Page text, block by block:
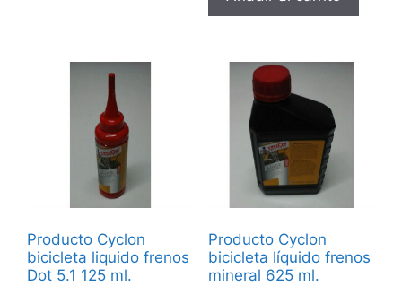
Producto Cyclon
bicicleta liquido frenos
Dot 5.1 125 ml.
Producto Cyclon
bicicleta líquido frenos
mineral 625 ml.